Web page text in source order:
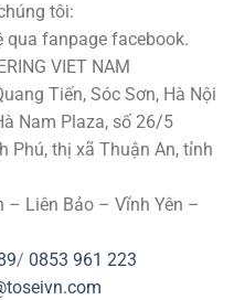
tôi:
qua fanpage facebook.
VIET NAM
Tiến, Sóc Sơn, Hà Nội
Nam Plaza, số 26/5
Phú, thị xã Thuận An, tỉnh
– Liên Bảo – Vĩnh Yên –
/ 0853 961 223